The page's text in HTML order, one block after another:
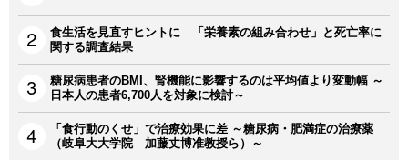
食生活を見直すヒントに 「栄養素の組み合わせ」と死亡率に
関する調査結果
糖尿病患者のBMI、腎機能に影響するのは平均値より変動幅 ～
日本人の患者6,700人を対象に検討～
「食行動のくせ」で治療効果に差 ～糖尿病・肥満症の治療薬
（岐阜大大学院 加藤丈博准教授ら）～